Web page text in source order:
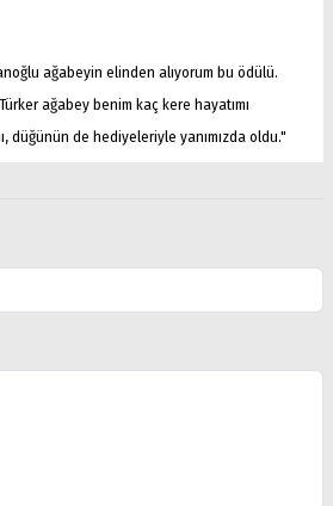
ağabeyin elinden alıyorum bu ödülü.
ağabey benim kaç kere hayatımı
düğünün de hediyeleriyle yanımızda oldu."